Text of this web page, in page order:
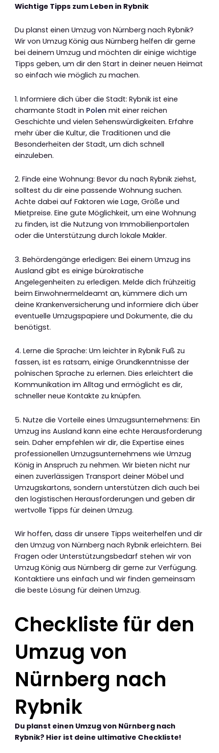
Wichtige Tipps zum Leben in Rybnik
Du planst einen Umzug von Nürnberg nach Rybnik?
Wir von Umzug König aus Nürnberg helfen dir gerne
bei deinem Umzug und möchten dir einige wichtige
Tipps geben, um dir den Start in deiner neuen Heimat
so einfach wie möglich zu machen.
1. Informiere dich über die Stadt: Rybnik ist eine
charmante Stadt in Polen mit einer reichen
Geschichte und vielen Sehenswürdigkeiten. Erfahre
mehr über die Kultur, die Traditionen und die
Besonderheiten der Stadt, um dich schnell
einzuleben.
2. Finde eine Wohnung: Bevor du nach Rybnik ziehst,
solltest du dir eine passende Wohnung suchen.
Achte dabei auf Faktoren wie Lage, Größe und
Mietpreise. Eine gute Möglichkeit, um eine Wohnung
zu finden, ist die Nutzung von Immobilienportalen
oder die Unterstützung durch lokale Makler.
3. Behördengänge erledigen: Bei einem Umzug ins
Ausland gibt es einige bürokratische
Angelegenheiten zu erledigen. Melde dich frühzeitig
beim Einwohnermeldeamt an, kümmere dich um
deine Krankenversicherung und informiere dich über
eventuelle Umzugspapiere und Dokumente, die du
benötigst.
4. Lerne die Sprache: Um leichter in Rybnik Fuß zu
fassen, ist es ratsam, einige Grundkenntnisse der
polnischen Sprache zu erlernen. Dies erleichtert die
Kommunikation im Alltag und ermöglicht es dir,
schneller neue Kontakte zu knüpfen.
5. Nutze die Vorteile eines Umzugsunternehmens: Ein
Umzug ins Ausland kann eine echte Herausforderung
sein. Daher empfehlen wir dir, die Expertise eines
professionellen Umzugsunternehmens wie Umzug
König in Anspruch zu nehmen. Wir bieten nicht nur
einen zuverlässigen Transport deiner Möbel und
Umzugskartons, sondern unterstützen dich auch bei
den logistischen Herausforderungen und geben dir
wertvolle Tipps für deinen Umzug.
Wir hoffen, dass dir unsere Tipps weiterhelfen und dir
den Umzug von Nürnberg nach Rybnik erleichtern. Bei
Fragen oder Unterstützungsbedarf stehen wir von
Umzug König aus Nürnberg dir gerne zur Verfügung.
Kontaktiere uns einfach und wir finden gemeinsam
die beste Lösung für deinen Umzug.
Checkliste für den
Umzug von
Nürnberg nach
Rybnik
Du planst einen Umzug von Nürnberg nach
Rybnik? Hier ist deine ultimative Checkliste!